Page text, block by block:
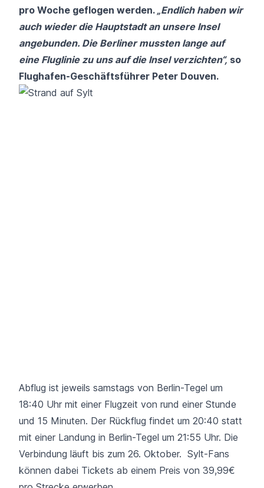
pro Woche geflogen werden. „Endlich haben wir
auch wieder die Hauptstadt an unsere Insel
angebunden. Die Berliner mussten lange auf
eine Fluglinie zu uns auf die Insel verzichten“, so
Flughafen-Geschäftsführer Peter Douven.
Abflug ist jeweils samstags von Berlin-Tegel um
18:40 Uhr mit einer Flugzeit von rund einer Stunde
und 15 Minuten. Der Rückflug findet um 20:40 statt
mit einer Landung in Berlin-Tegel um 21:55 Uhr. Die
Verbindung läuft bis zum 26. Oktober. Sylt-Fans
können dabei Tickets ab einem Preis von 39,99€